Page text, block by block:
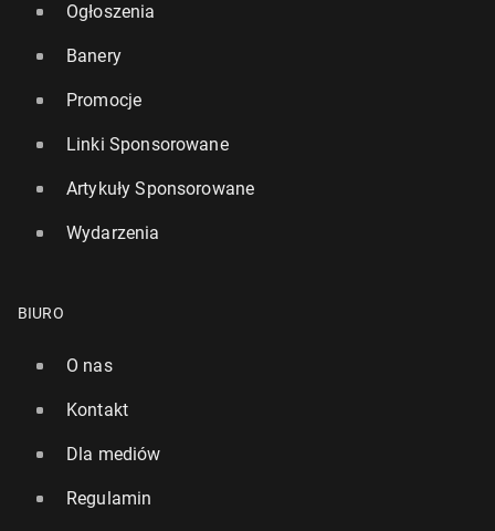
Ogłoszenia
Banery
Promocje
Linki Sponsorowane
Artykuły Sponsorowane
Wydarzenia
BIURO
O nas
Kontakt
Dla mediów
Regulamin